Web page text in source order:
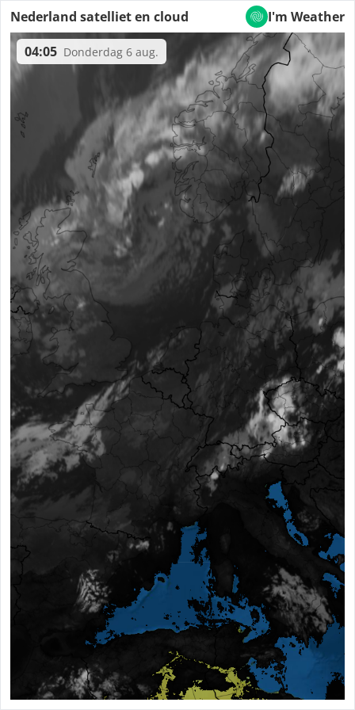
Nederland satelliet en cloud
I'm Weather
04:05 Donderdag 6 aug.